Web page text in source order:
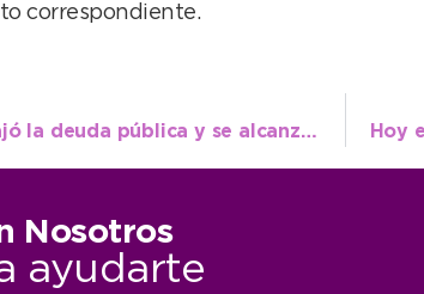
correspondiente.
Cifras de una gestión eficiente: bajó la deuda pública y se alcanzó el índice pleno de transparencia fiscal
Nosotros
ayudarte